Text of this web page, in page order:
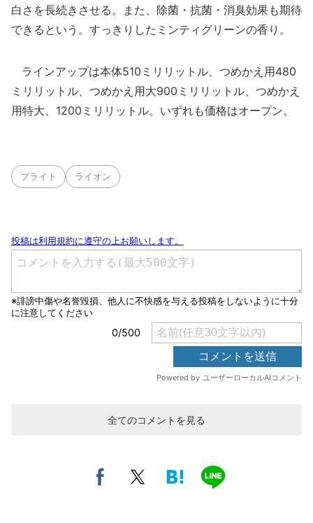
白さを長続きさせる。また、除菌・抗菌・消臭効果も期待
できるという。すっきりしたミンティグリーンの香り。
ラインアップは本体510ミリリットル、つめかえ用480
ミリリットル、つめかえ用大900ミリリットル、つめかえ
用特大、1200ミリリットル。いずれも価格はオープン。
ブライト ライオン
全てのコメントを見る